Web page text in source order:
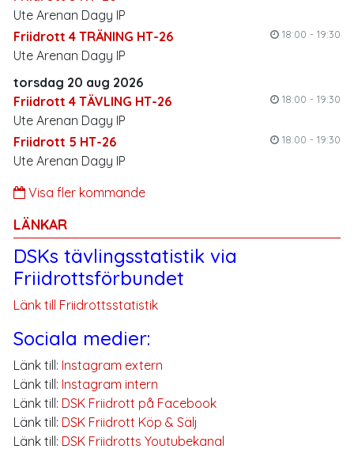
Ute Arenan Dagy IP
Friidrott 4 TRÄNING HT-26
18:00 - 19:30
Ute Arenan Dagy IP
torsdag 20 aug 2026
Friidrott 4 TÄVLING HT-26
18:00 - 19:30
Ute Arenan Dagy IP
Friidrott 5 HT-26
18:00 - 19:30
Ute Arenan Dagy IP
Visa fler kommande
LÄNKAR
DSKs tävlingsstatistik via
Friidrottsförbundet
Länk till Friidrottsstatistik
Sociala medier:
Länk till: Instagram extern
Länk till: Instagram intern
Länk till: DSK Friidrott på Facebook
Länk till: DSK Friidrott Köp & Sälj
Länk till: DSK Friidrotts Youtubekanal